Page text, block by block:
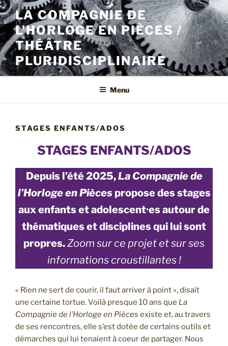
Aller
au
contenu
principal
LA COMPAGNIE DE
L'HORLOGE EN PIÈCES /
THÉÂTRE
PLURIDISCIPLINAIRE
Menu
STAGES ENFANTS/ADOS
STAGES ENFANTS/ADOS
Depuis l’été 2025,La Compagnie de
l’Horloge en Piècespropose des stages
aux enfants et adolescent·es autour de
thématiques et disciplines qui lui sont
propres.Zoom sur ce projet et sur ses
informations croustillantes !
« Rien ne sert de courir, il faut arriver à point », disait
une certaine tortue. Voilà presque 10 ans que La
Compagnie de l’Horloge en Pièces existe et, au travers
de ses rencontres, elle s’est dotée de certains outils et
démarches qui lui tenaient à coeur de partager. Nous